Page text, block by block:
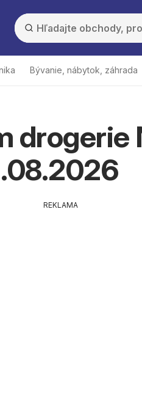
Bývanie, nábytok, záhrada
drogerie
REKLAMA